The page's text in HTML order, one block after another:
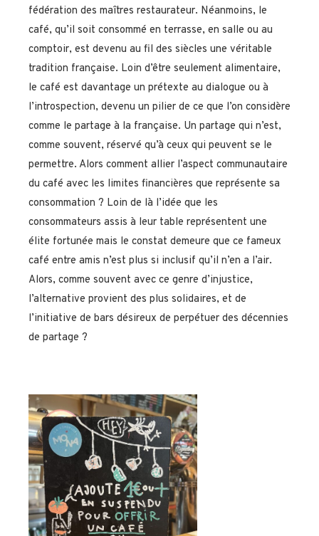
fédération des maîtres restaurateur. Néanmoins, le
café, qu’il soit consommé en terrasse, en salle ou au
comptoir, est devenu au fil des siècles une véritable
tradition française. Loin d’être seulement alimentaire,
le café est davantage un prétexte au dialogue ou à
l’introspection, devenu un pilier de ce que l’on considère
comme le partage à la française. Un partage qui n’est,
comme souvent, réservé qu’à ceux qui peuvent se le
permettre. Alors comment allier l’aspect communautaire
du café avec les limites financières que représente sa
consommation ? Loin de là l’idée que les
consommateurs assis à leur table représentent une
élite fortunée mais le constat demeure que ce fameux
café entre amis n’est plus si inclusif qu’il n’en a l’air.
Alors, comme souvent avec ce genre d’injustice,
l’alternative provient des plus solidaires, et de
l’initiative de bars désireux de perpétuer des décennies
de partage ?